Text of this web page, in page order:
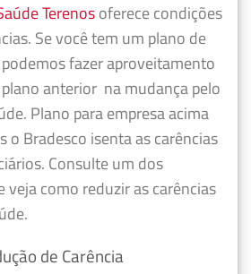
Terenosoferece condições
Se você tem um plano de
fazeraproveitamento
anterior na mudança pelo
Plano para empresa acima
o Bradesco isenta as carências
Consulte um dos
veja como reduzir as carências
de Carência